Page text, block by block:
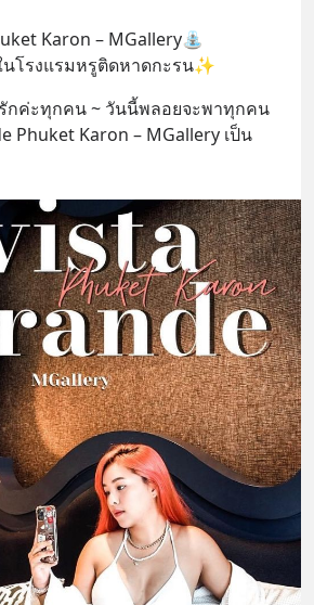
Karon – MGallery⛲️
โรงแรมหรูติดหาดกะรน✨
กค่ะทุกคน ~ วันนี้พลอยจะพาทุกคน
Phuket Karon – MGallery เป็น